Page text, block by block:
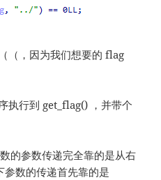
（，因为我们想要的 flag
执行到 get_flag() ，并带个
的参数传递完全靠的是从右
数的传递首先靠的是